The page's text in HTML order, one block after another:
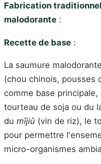
Fabrication
malodorante :
Recette de base :
La saumure
(chou chinois, pousses
comme base
tourteau de soja ou du
du mǐjiǔ (vin de riz), le
pour permettre
micro-organismes